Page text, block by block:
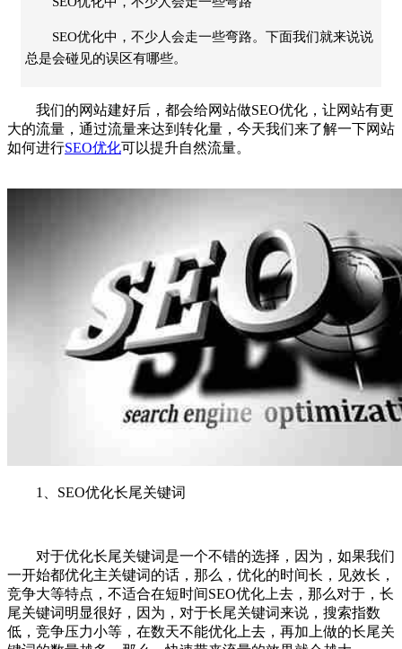
SEO优化中，不少人会走一些弯路。下面我们就来说说
总是会碰见的误区有哪些。
我们的网站建好后，都会给网站做SEO优化，让网站有更
大的流量，通过流量来达到转化量，今天我们来了解一下网站
如何进行SEO优化可以提升自然流量。
1、SEO优化长尾关键词
对于优化长尾关键词是一个不错的选择，因为，如果我们
一开始都优化主关键词的话，那么，优化的时间长，见效长，
竞争大等特点，不适合在短时间SEO优化上去，那么对于，长
尾关键词明显很好，因为，对于长尾关键词来说，搜索指数
低，竞争压力小等，在数天不能优化上去，再加上做的长尾关